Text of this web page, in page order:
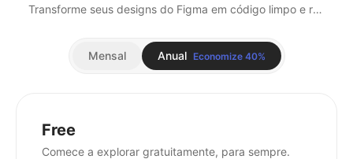
Transforme seus designs do Figma em código limpo e responsivo - com suporte a React, Vue, HTML e mais.
Mensal Anual Economize 40%
Free
Comece a explorar gratuitamente, para sempre.